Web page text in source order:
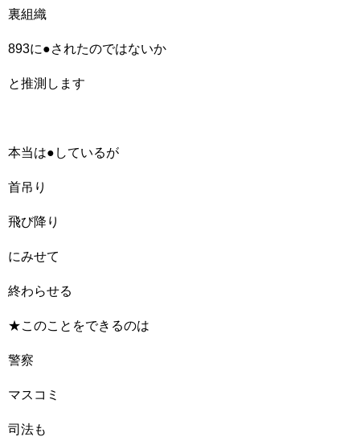
裏組織
893に●されたのではないか
と推測します
本当は●しているが
首吊り
飛び降り
にみせて
終わらせる
★このことをできるのは
警察
マスコミ
司法も